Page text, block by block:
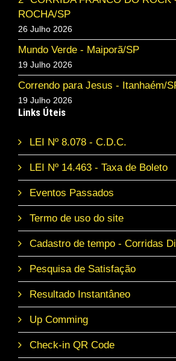
ROCHA/SP
26 Julho 2026
Mundo Verde - Maiporã/SP
19 Julho 2026
Correndo para Jesus - Itanhaém/
19 Julho 2026
Links Úteis
LEI Nº 8.078 - C.D.C.
LEI Nº 14.463 - Taxa de Boleto
Eventos Passados
Termo de uso do site
Cadastro de tempo - Corridas
Pesquisa de Satisfação
Resultado Instantâneo
Up Comming
Check-in QR Code